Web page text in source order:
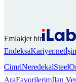
Emlakjet bir
EndeksaKariyer.net
CimriNeredekal
AraFavorilerimİlan Ver